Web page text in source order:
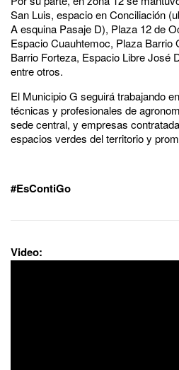
San Luis, espacio en Conciliación
A esquina Pasaje D), Plaza 12 de
Espacio Cuauhtemoc, Plaza Barrio
Barrio Forteza, Espacio Libre José
entre otros.
El Municipio G seguirá trabajando
técnicas y profesionales de
sede central, y empresas
espacios verdes del territorio y
#EsContiGo
Video: